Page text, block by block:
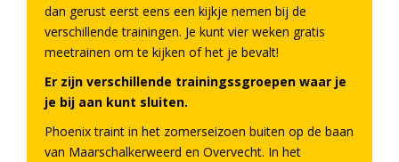
dan gerust eerst eens een kijkje nemen bij de
verschillende trainingen. Je kunt vier weken gratis
meetrainen om te kijken of het je bevalt!
Er zijn verschillende trainingssgroepen waar je
je bij aan kunt sluiten.
Phoenix traint in het zomerseizoen buiten op de baan
van Maarschalkerweerd en Overvecht. In het